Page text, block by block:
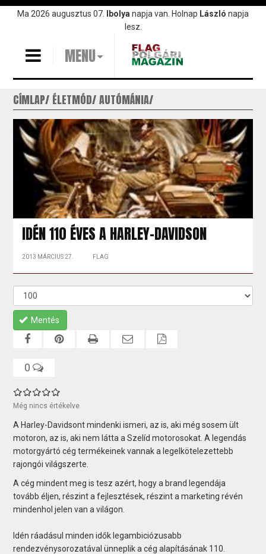
UgrásMa 2026 augusztus 07. Ibolya napja van. Holnap László napja
lesz.
MENU
CÍMLAP ÉLETMÓD AUTÓMÁNIA
IDÉN 110 ÉVES A HARLEY-DAVIDSON
2013 MÁRCIUS 27. FLAG
Mentés
0
Még nincs értékelve
A Harley-Davidsont mindenki ismeri, az is, aki még sosem ült
motoron, az is, aki nem látta a Szelíd motorosokat. A legendás
motorgyártó cég termékeinek vannak a legelkötelezettebb
rajongói világszerte.
A cég mindent meg is tesz azért, hogy a brand legendája
tovább éljen, részint a fejlesztések, részint a marketing révén
mindenhol jelen van a világon.
Idén ráadásul minden idők legambiciózusabb
rendezvénysorozatával ünneplik a cég alapításának 110.